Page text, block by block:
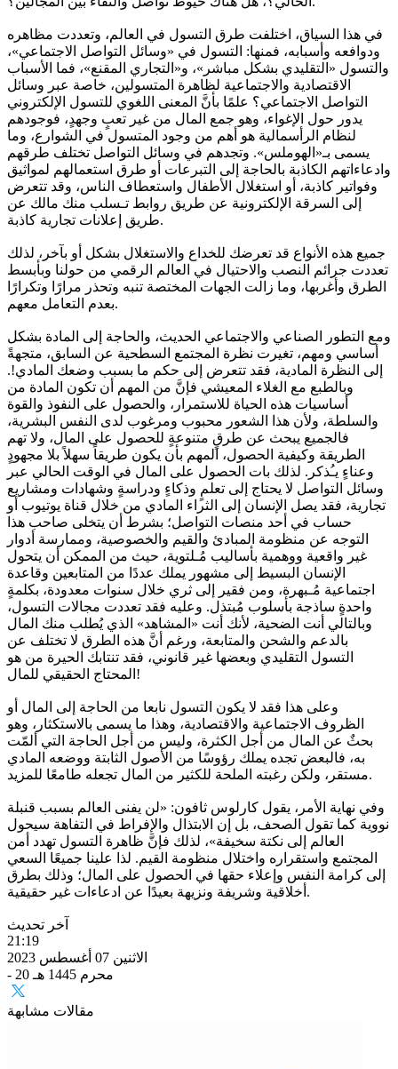
في هذا السياق، اختلفت طرق التسول في العالم، وتعددت مظاهره
ودوافعه وأسبابه، فمنها: التسول في «وسائل التواصل الاجتماعي»،
والتسول «التقليدي بشكل مباشر»، و«التجاري المقنع»، فما الأسباب
الاقتصادية والاجتماعية لظاهرة المتسولين، خاصة عبر وسائل
التواصل الاجتماعي؟ علمًا بأنَّ المعنى اللغوي للتسول الإلكتروني
يدور حول الإغواء، وهو جمع المال من غير تعبٍ وجهدٍ، فوجودهم
لنظام الرأسمالية هو أهم من وجود المتسول في الشوارع، وما
يسمى بـ«الهوملس». وتجدهم في وسائل التواصل تختلف طرقهم
وادعاءاتهم الكاذبة بالحاجة إلى التبرعات أو طرق استعمالهم لمواثيق
وفواتير كاذبة، أو استغلال الأطفال واستعطاف الناس، وقد تتعرض
إلى السرقة الإلكترونية عن طريق روابط تـسلب منك مالك عن
طريق إعلانات تجارية كاذبة.
جميع هذه الأنواع قد تعرضك للخداع والاستغلال بشكل أو بآخر، لذلك
تعددت جرائم النصب والاحتيال في العالم الرقمي من حولنا وبأبسط
الطرق وأغربها، وما زالت الجهات المختصة تنبه وتحذر مرارًا وتكرارًا
بعدم التعامل معهم.
ومع التطور الصناعي والاجتماعي الحديث، والحاجة إلى المادة بشكل
أساسي ومهم، تغيرت نظرة المجتمع السطحية عن السابق، متجهةً
إلى النظرة المادية، فقد تتعرض إلى حكم ما بسبب وضعك المادي!.
وبالطبع مع الغلاء المعيشي فإنَّ من المهم أن تكون المادة من
أساسيات هذه الحياة للاستمرار، والحصول على النفوذ والقوة
والسلطة، ولأن هذا الشعور محبوب ومرغوب لدى النفس البشرية،
فالجميع يبحث عن طرقٍ متنوعةٍ للحصول على المال، ولا تهم
الطريقة وكيفية الحصول، المهم بأن يكون طريقاً سهلاً بلا مجهودٍ
وعناءٍ يـُذكر. لذلك بات الحصول على المال في الوقت الحالي عبر
وسائل التواصل لا يحتاج إلى تعلمٍ وذكاءٍ ودراسةٍ وشهادات ومشاريع
تجارية، فقد يصل الإنسان إلى الثراء المادي من خلال قناة يوتيوب أو
حساب في أحد منصات التواصل؛ بشرط أن يتخلى صاحب هذا
التوجه عن منظومة المبادئ والقيم والخصوصية، وممارسة أدوار
غير واقعية ووهمية بأساليب مُـلتوية، حيث من الممكن أن يتحول
الإنسان البسيط إلى مشهور يملك عددًا من المتابعين وقاعدة
اجتماعية مُـبهرة، ومن فقير إلى ثري خلال سنوات معدودة، بكلمةٍ
واحدةٍ ساذجة بأسلوب مُبتذل. وعليه فقد تعددت مجالات التسول،
وبالتالي أنت الضحية، لأنك أنت «المشاهد» الذي يُطلب منك المال
بالدعم والشحن والمتابعة، ورغم أنَّ هذه الطرق لا تختلف عن
التسول التقليدي وبعضها غير قانوني، فقد تنتابك الحيرة من هو
المحتاج الحقيقي للمال!
وعلى هذا فقد لا يكون التسول نابعا من الحاجة إلى المال أو
الظروف الاجتماعية والاقتصادية، وهذا ما يسمى بالاستكثار، وهو
بحثٌ عن المال من أجل الكثرة، وليس من أجل الحاجة التي ألمّت
به، فالبعض تجده يملك رؤوسًا من الأصول الثابتة ووضعه المادي
مستقر، ولكن رغبته الملحة للكثير من المال تجعله طامعًا للمزيد.
وفي نهاية الأمر، يقول كارلوس ثافون: «لن يفنى العالم بسبب قنبلة
نووية كما تقول الصحف، بل إن الابتذال والإفراط في التفاهة سيحول
العالم إلى نكتة سخيفة»، لذلك فإنَّ ظاهرة التسول تهدد أمن
المجتمع واستقراره واختلال منظومة القيم. لذا علينا جميعًا السعي
إلى كرامة النفس وإعلاء حقها في الحصول على المال؛ وذلك بطرق
أخلاقية وشريفة ونزيهة بعيدًا عن ادعاءات غير حقيقية.
آخر تحديث
21:19
الاثنين 07 أغسطس 2023
- 20 محرم 1445 هـ
مقالات مشابهة